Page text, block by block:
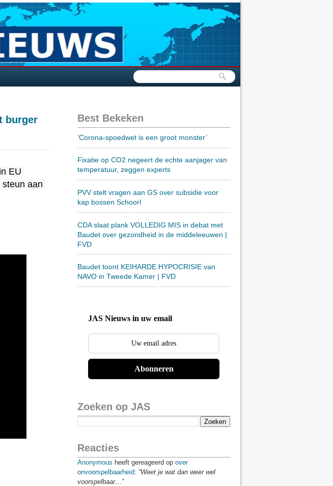
burger
EU
aan
Best Bekeken
’Corona-spoedwet is een groot monster’
Fixatie op CO2 negeert de echte aanjager van
temperatuur, zeggen experts
PVV stelt vragen aan GS over subsidie voor
kap bossen Schoorl
CDA slaat plank VOLLEDIG MIS in debat met
Baudet over gezondheid in de middeleeuwen |
FVD
Baudet toont KEIHARDE HYPOCRISIE van
NAVO in Tweede Kamer | FVD
JAS Nieuws in uw email
Abonneren
Zoeken op JAS
Reacties
Anonymous heeft gereageerd op over
onvoorspelbaarheid: “Weet je wat dan weer wel
voorspelbaar…”